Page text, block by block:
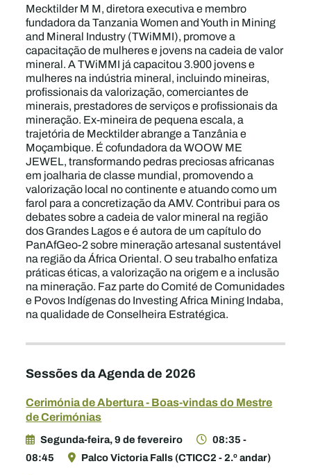
Mecktilder M M, diretora executiva e membro
fundadora da Tanzania Women and Youth in Mining
and Mineral Industry (TWiMMI), promove a
capacitação de mulheres e jovens na cadeia de valor
mineral. A TWiMMI já capacitou 3.900 jovens e
mulheres na indústria mineral, incluindo mineiras,
profissionais da valorização, comerciantes de
minerais, prestadores de serviços e profissionais da
mineração. Ex-mineira de pequena escala, a
trajetória de Mecktilder abrange a Tanzânia e
Moçambique. É cofundadora da WOOW ME
JEWEL, transformando pedras preciosas africanas
em joalharia de classe mundial, promovendo a
valorização local no continente e atuando como um
farol para a concretização da AMV. Contribui para os
debates sobre a cadeia de valor mineral na região
dos Grandes Lagos e é autora de um capítulo do
PanAfGeo-2 sobre mineração artesanal sustentável
na região da África Oriental. O seu trabalho enfatiza
práticas éticas, a valorização na origem e a inclusão
na mineração. Faz parte do Comité de Comunidades
e Povos Indígenas do Investing Africa Mining Indaba,
na qualidade de Conselheira Estratégica.
Sessões da Agenda de 2026
Cerimónia de Abertura - Boas-vindas do Mestre
de Cerimónias
Segunda-feira, 9 de fevereiro
08:35 -
08:45
Palco Victoria Falls (CTICC2 - 2.º andar)